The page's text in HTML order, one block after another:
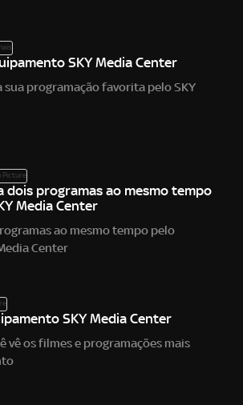
SKY Media Center
sua programação favorita pelo SKY
dois programas ao mesmo tempo
Media Center
ao mesmo tempo pelo
Center
SKY Media Center
vê os filmes e programações mais